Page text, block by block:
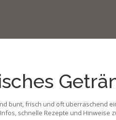
bunt, frisch und oft überraschend
schnelle Rezepte und Hinweise